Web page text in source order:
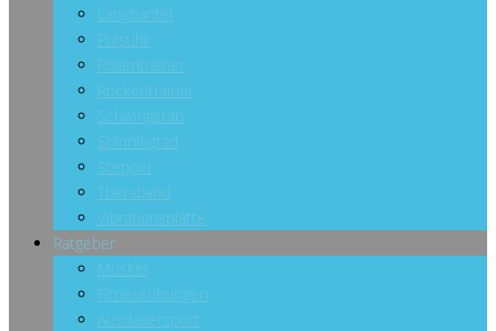
Langhantel
Pulsuhr
Rollentrainer
Rückentrainer
Schwingstab
Spinningrad
Stepper
Theraband
Vibrationsplatte
Ratgeber
Muskel
Fitnessübungen
Ausdauersport